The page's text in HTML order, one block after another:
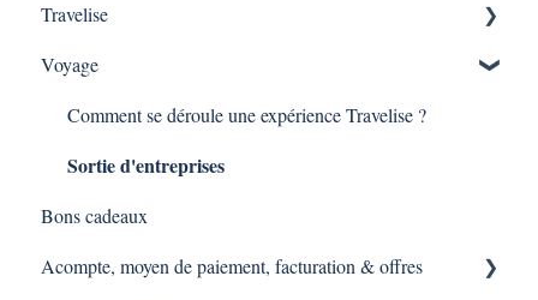
Travelise
Pourquoi Travelise ?
Qu'est ce qu'une expérience Travelise ?
Voyage
Comment se déroule une expérience Travelise ?
Sortie d'entreprises
Bons cadeaux
Acompte, moyen de paiement, facturation & offres